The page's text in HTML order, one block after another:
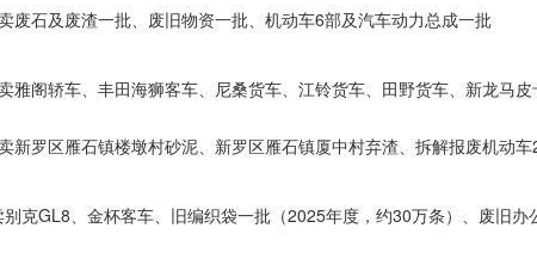
废石及废渣一批、废旧物资一批、机动车6部及汽车动力总成一批
雅阁轿车、丰田海狮客车、尼桑货车、江铃货车、田野货车、新龙马
新罗区雁石镇楼墩村砂泥、新罗区雁石镇厦中村弃渣、拆解报废机动
克GL8、金杯客车、旧编织袋一批（2025年度，约30万条）、废旧